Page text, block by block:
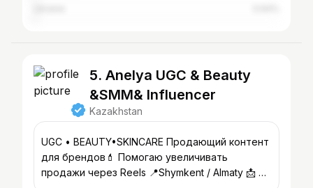
5. Anelya UGC & Beauty
&SMM& Influencer
Kazakhstan
UGC • BEAUTY•SKINCARE Продающий контент
для брендов💄 Помогаю увеличивать
продажи через Reels 📍Shymkent / Almaty 📩 PR